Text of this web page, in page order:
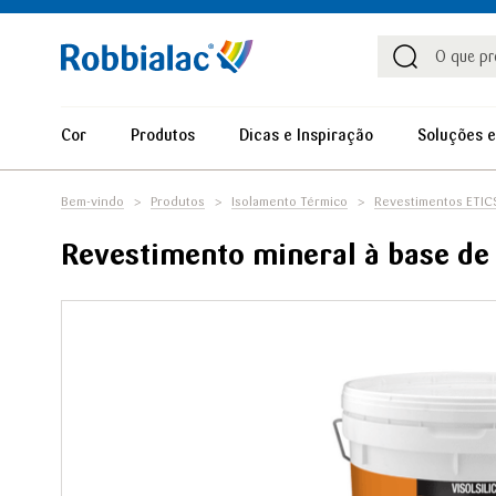
Cor Produtos Dicas e Inspiração Soluções
Bem-vindo Produtos Isolamento Térmico Revestimentos
Revestimento mineral à base